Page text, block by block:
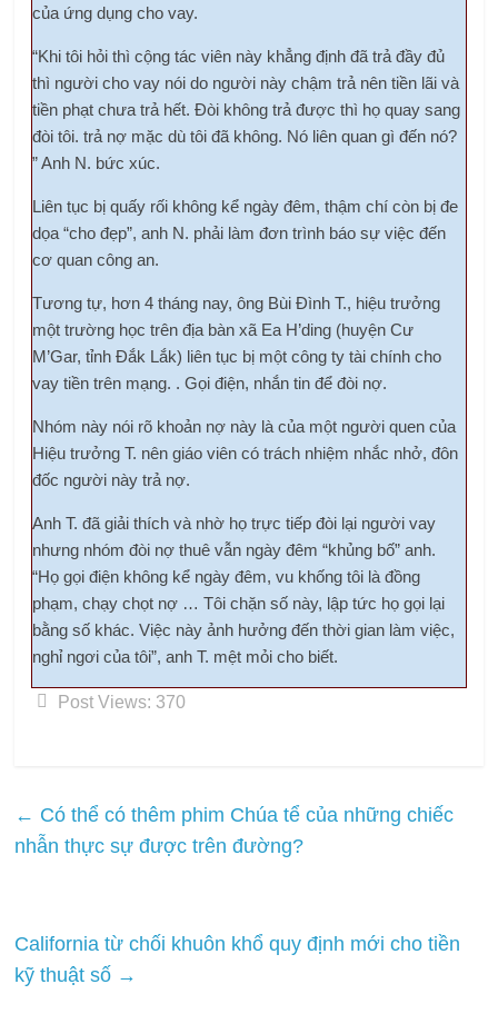
của ứng dụng cho vay.
“Khi tôi hỏi thì cộng tác viên này khẳng định đã trả đầy đủ
thì người cho vay nói do người này chậm trả nên tiền lãi và
tiền phạt chưa trả hết. Đòi không trả được thì họ quay sang
đòi tôi. trả nợ mặc dù tôi đã không. Nó liên quan gì đến nó?
” Anh N. bức xúc.
Liên tục bị quấy rối không kể ngày đêm, thậm chí còn bị đe
dọa “cho đẹp”, anh N. phải làm đơn trình báo sự việc đến
cơ quan công an.
Tương tự, hơn 4 tháng nay, ông Bùi Đình T., hiệu trưởng
một trường học trên địa bàn xã Ea H’ding (huyện Cư
M’Gar, tỉnh Đắk Lắk) liên tục bị một công ty tài chính cho
vay tiền trên mạng. . Gọi điện, nhắn tin để đòi nợ.
Nhóm này nói rõ khoản nợ này là của một người quen của
Hiệu trưởng T. nên giáo viên có trách nhiệm nhắc nhở, đôn
đốc người này trả nợ.
Anh T. đã giải thích và nhờ họ trực tiếp đòi lại người vay
nhưng nhóm đòi nợ thuê vẫn ngày đêm “khủng bố” anh.
“Họ gọi điện không kể ngày đêm, vu khống tôi là đồng
phạm, chạy chọt nợ … Tôi chặn số này, lập tức họ gọi lại
bằng số khác. Việc này ảnh hưởng đến thời gian làm việc,
nghỉ ngơi của tôi”, anh T. mệt mỏi cho biết.
Post Views: 370
← Có thể có thêm phim Chúa tể của những chiếc
nhẫn thực sự được trên đường?
California từ chối khuôn khổ quy định mới cho tiền
kỹ thuật số →